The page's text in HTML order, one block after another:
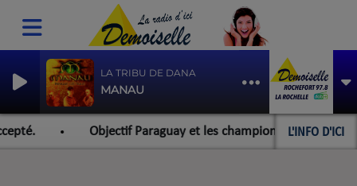
LA TRIBU DE DANA
MANAU
L'INFO D'ICI
Objectif Paraguay et les championnats du monde